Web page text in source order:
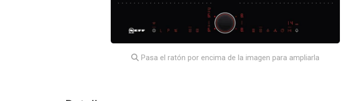
Pasa el ratón por encima de la imagen para ampliarla